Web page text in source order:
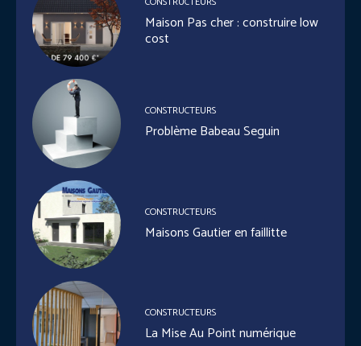
Maison Pas cher : construire low
cost
CONSTRUCTEURS
Problème Babeau Seguin
CONSTRUCTEURS
Maisons Gautier en faillitte
CONSTRUCTEURS
La Mise Au Point numérique